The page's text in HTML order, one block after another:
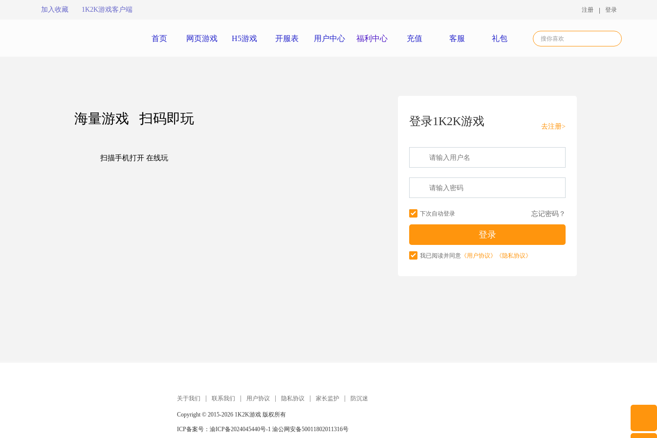
加入收藏 1K2K游戏客户端 注册 登录
首页 网页游戏 H5游戏 开服表 用户中心 福利中心 充值 客服 礼包
海量游戏 扫码即玩 登录1K2K游戏 去注册>
下次自动登录 忘记密码？
我已阅读并同意 《用户协议》 《隐私协议》
关于我们 联系我们 用户协议 隐私协议 家长监护 防沉迷
Copyright © 2015-2026 1K2K游戏 版权所有
ICP备案号： 渝ICP备2024045440号-1 渝公网安备50011802011316号